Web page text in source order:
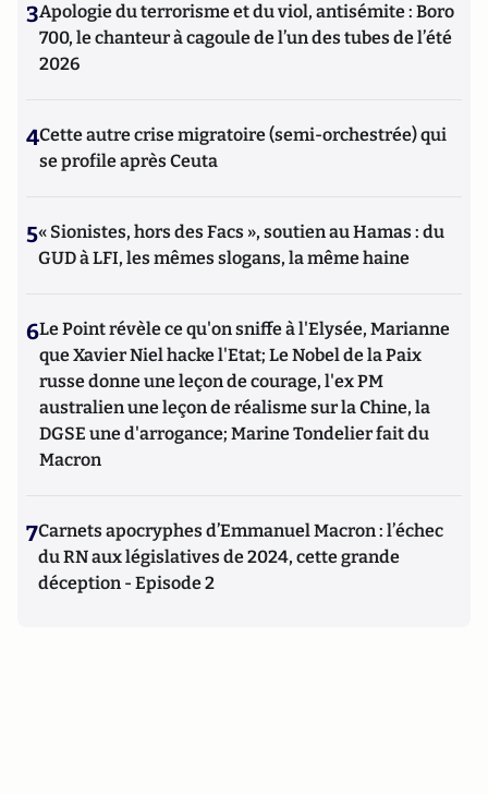
3Apologie du terrorisme et du viol, antisémite : Boro
700, le chanteur à cagoule de l’un des tubes de l’été
2026
4Cette autre crise migratoire (semi-orchestrée) qui
se profile après Ceuta
5« Sionistes, hors des Facs », soutien au Hamas : du
GUD à LFI, les mêmes slogans, la même haine
6Le Point révèle ce qu'on sniffe à l'Elysée, Marianne
que Xavier Niel hacke l'Etat; Le Nobel de la Paix
russe donne une leçon de courage, l'ex PM
australien une leçon de réalisme sur la Chine, la
DGSE une d'arrogance; Marine Tondelier fait du
Macron
7Carnets apocryphes d’Emmanuel Macron : l’échec
du RN aux législatives de 2024, cette grande
déception - Episode 2